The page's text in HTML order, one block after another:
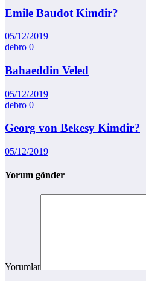
Emile Baudot Kimdir?
05/12/2019
debro 0
Bahaeddin Veled
05/12/2019
debro 0
Georg von Bekesy Kimdir?
05/12/2019
Yorum gönder
Yorumlar